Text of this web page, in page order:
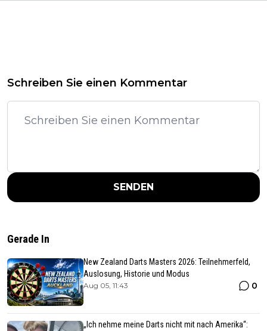
Schreiben Sie einen Kommentar
SENDEN
Gerade In
New Zealand Darts Masters 2026: Teilnehmerfeld,
Auslosung, Historie und Modus
Aug 05, 11:43 0
„Ich nehme meine Darts nicht mit nach Amerika“: